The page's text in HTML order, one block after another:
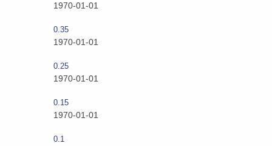
1970-01-01
0.35
1970-01-01
0.25
1970-01-01
0.15
1970-01-01
0.1